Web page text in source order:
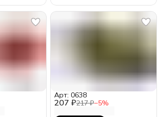
207 ₽217 ₽−5%
Арт: 0638